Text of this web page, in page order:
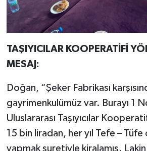
TAŞIYICILAR KOOPERATİFİ
MESAJ:
Doğan, “Şeker Fabrikası
gayrimenkulümüz var. Burayı 1
Uluslararası Taşıyıcılar
15 bin liradan, her yıl Tefe – Tüfe
yapmak suretiyle kiralamış.